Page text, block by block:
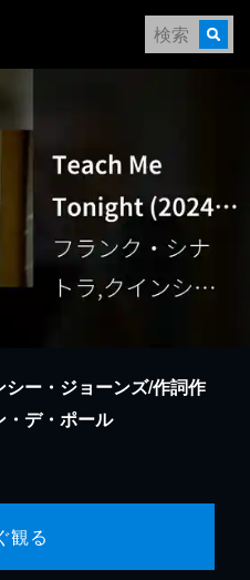
ー・ジョーンズ/作詞作
・デ・ポール
観る